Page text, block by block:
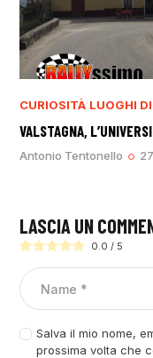
CURIOSITÀ LUOGHI
VALSTAGNA,
Antonio Tentonello
LASCIA UN
0.0 / 5
Salva il mio nome,
prossima volta che